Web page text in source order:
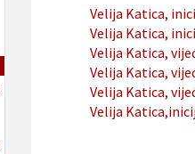
Velija Katica,
Velija Katica,
Velija Katica,
Velija Katica,
Velija Katica,
Velija